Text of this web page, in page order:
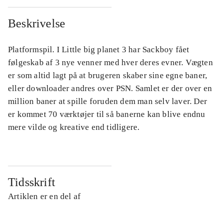
Beskrivelse
Platformspil. I Little big planet 3 har Sackboy fået
følgeskab af 3 nye venner med hver deres evner. Vægten
er som altid lagt på at brugeren skaber sine egne baner,
eller downloader andres over PSN. Samlet er der over en
million baner at spille foruden dem man selv laver. Der
er kommet 70 værktøjer til så banerne kan blive endnu
mere vilde og kreative end tidligere.
Tidsskrift
Artiklen er en del af